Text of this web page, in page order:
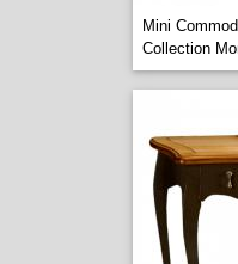
Mini
Collection